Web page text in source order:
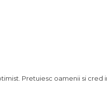
Pretuiesc oamenii si cred